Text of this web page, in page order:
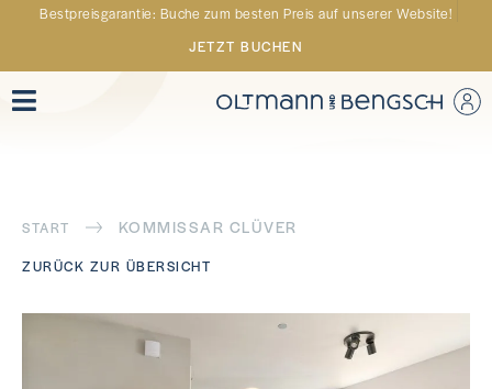
Bestpreisgarantie: Buche zum besten Preis auf unserer Website!
JETZT BUCHEN
START KOMMISSAR CLÜVER
ZURÜCK ZUR ÜBERSICHT